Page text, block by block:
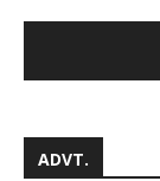
ADVT.